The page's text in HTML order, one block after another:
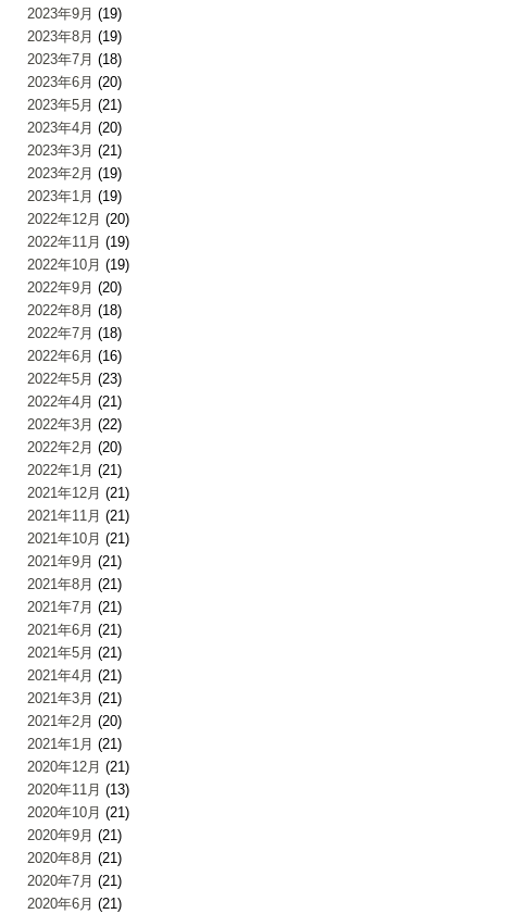
2023年9月 (19)
2023年8月 (19)
2023年7月 (18)
2023年6月 (20)
2023年5月 (21)
2023年4月 (20)
2023年3月 (21)
2023年2月 (19)
2023年1月 (19)
2022年12月 (20)
2022年11月 (19)
2022年10月 (19)
2022年9月 (20)
2022年8月 (18)
2022年7月 (18)
2022年6月 (16)
2022年5月 (23)
2022年4月 (21)
2022年3月 (22)
2022年2月 (20)
2022年1月 (21)
2021年12月 (21)
2021年11月 (21)
2021年10月 (21)
2021年9月 (21)
2021年8月 (21)
2021年7月 (21)
2021年6月 (21)
2021年5月 (21)
2021年4月 (21)
2021年3月 (21)
2021年2月 (20)
2021年1月 (21)
2020年12月 (21)
2020年11月 (13)
2020年10月 (21)
2020年9月 (21)
2020年8月 (21)
2020年7月 (21)
2020年6月 (21)